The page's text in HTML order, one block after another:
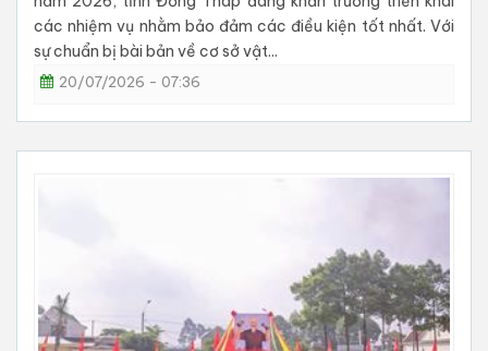
các nhiệm vụ nhằm bảo đảm các điều kiện tốt nhất. Với
sự chuẩn bị bài bản về cơ sở vật...
20/07/2026 - 07:36